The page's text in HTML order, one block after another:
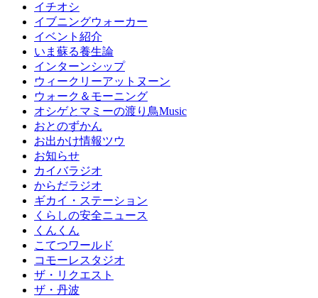
イチオシ
イブニングウォーカー
イベント紹介
いま蘇る養生論
インターンシップ
ウィークリーアットヌーン
ウォーク＆モーニング
オシゲとマミーの渡り鳥Music
おとのずかん
お出かけ情報ツウ
お知らせ
カイバラジオ
からだラジオ
ギカイ・ステーション
くらしの安全ニュース
くんくん
こてつワールド
コモーレスタジオ
ザ・リクエスト
ザ・丹波